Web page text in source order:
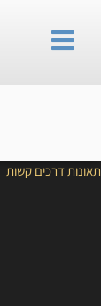
תאונות דרכים קשות